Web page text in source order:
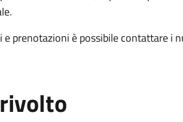
e prenotazioni è possibile contattare